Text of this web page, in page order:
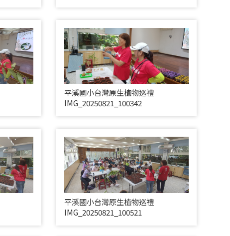
平溪國小台灣原生植物巡禮
IMG_20250821_100342
平溪國小台灣原生植物巡禮
IMG_20250821_100521